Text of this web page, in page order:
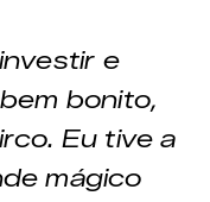
e
bonito,
Eu tive a
mágico